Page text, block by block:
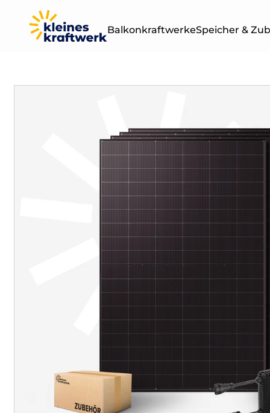
Balkonkraftwerke
Leistung
800W
1000W
1500W
2000W
4000W
Sets & Module
OHNE
Speicher &